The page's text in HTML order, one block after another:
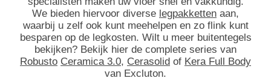
We bieden hiervoor diverse legpakketten aan,
waarbij u zelf ook kunt meehelpen en zo flink kunt
besparen op de legkosten. Wilt u meer buitentegels
bekijken? Bekijk hier de complete series van
Robusto Ceramica 3.0, Cerasolid of Kera Full Body
van Excluton.